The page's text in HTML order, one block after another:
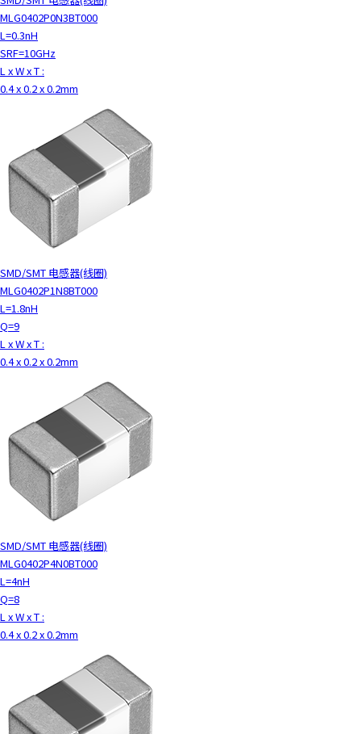
MLG0402P0N3BT000
L=0.3nH
SRF=10GHz
L x W x T :
0.4 x 0.2 x 0.2mm
SMD/SMT 电感器(线圈)
MLG0402P1N8BT000
L=1.8nH
Q=9
L x W x T :
0.4 x 0.2 x 0.2mm
SMD/SMT 电感器(线圈)
MLG0402P4N0BT000
L=4nH
Q=8
L x W x T :
0.4 x 0.2 x 0.2mm